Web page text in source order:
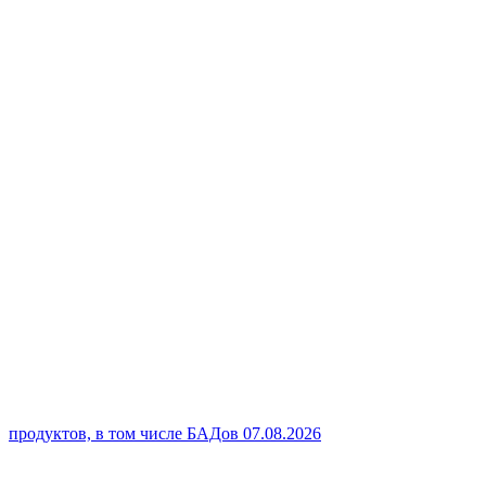
продуктов, в том числе БАДов 07.08.2026